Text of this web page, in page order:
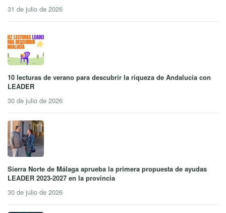
31 de julio de 2026
10 lecturas de verano para descubrir la riqueza de Andalucía con
LEADER
30 de julio de 2026
Sierra Norte de Málaga aprueba la primera propuesta de ayudas
LEADER 2023-2027 en la provincia
30 de julio de 2026